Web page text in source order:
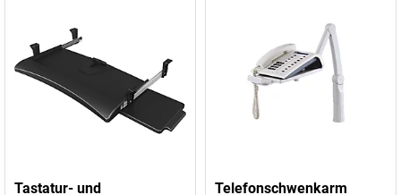
Tastatur- und
Telefonschwenkarm